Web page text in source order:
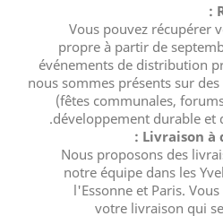
Vous pouvez récupérer
propre à partir de
événements de distribution
nous sommes présents sur
(fêtes communales,
développement durable et
Livraison à
Nous proposons des
notre équipe dans les
l'Essonne et Paris.
votre livraison qui